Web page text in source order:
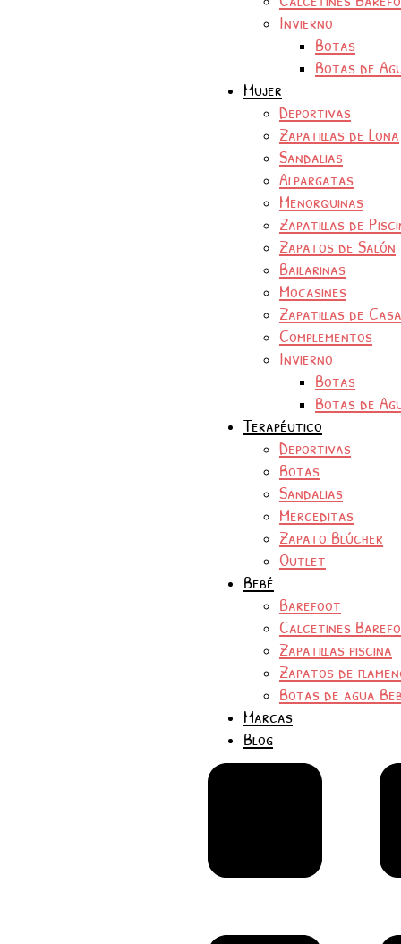
Invierno
Botas
Botas de
Mujer
Deportivas
Zapatillas de Lona
Sandalias
Alpargatas
Menorquinas
Zapatillas de
Zapatos de Salón
Bailarinas
Mocasines
Zapatillas de Casa
Complementos
Invierno
Botas
Botas de
Terapéutico
Deportivas
Botas
Sandalias
Merceditas
Zapato Blúcher
Outlet
Bebé
Barefoot
Calcetines
Zapatillas piscina
Zapatos de
Botas de agua
Marcas
Blog